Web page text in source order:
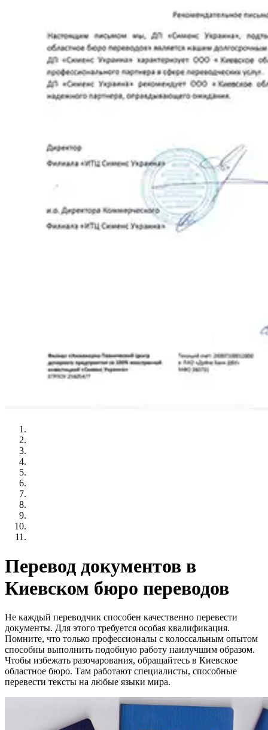
Перевод документов в
Киевском бюро переводов
Не каждый переводчик способен качественно перевести
документы. Для этого требуется особая квалификация.
Помните, что только профессионалы с колоссальным опытом
способны выполнить подобную работу наилучшим образом.
Чтобы избежать разочарования, обращайтесь в Киевское
областное бюро. Там работают специалисты, способные
перевести тексты на любые языки мира.